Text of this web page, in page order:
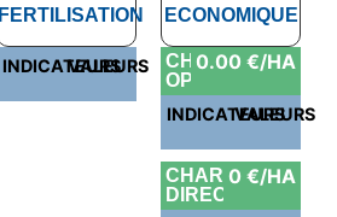
FERTILISATION
INDICATEURS
VALEURS
ECONOMIQUE
CHARGES
0.00 €/HA
INDICATEURS
VALEURS
CHARGES
DIRECTES
0 €/HA